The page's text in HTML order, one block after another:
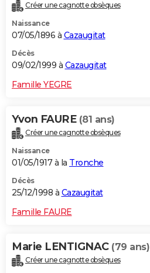
Créer une cagnotte obsèques
Naissance
07/05/1896 à Cazaugitat
Décès
09/02/1999 à Cazaugitat
Famille YEGRE
Yvon FAURE (81 ans)
Créer une cagnotte obsèques
Naissance
01/05/1917 à la Tronche
Décès
25/12/1998 à Cazaugitat
Famille FAURE
Marie LENTIGNAC (79 ans)
Créer une cagnotte obsèques